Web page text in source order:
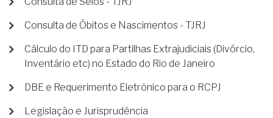
Consulta de Óbitos e Nascimentos - TJRJ
Cálculo do ITD para Partilhas Extrajudiciais (Divórcio,
Inventário etc) no Estado do Rio de Janeiro
DBE e Requerimento Eletrônico para o RCPJ
Legislação e Jurisprudência